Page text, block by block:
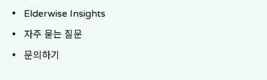
Elderwise Insights
자주 묻는 질문
문의하기